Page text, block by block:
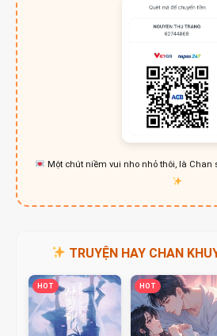
Một chút niềm vui nho nhỏ thôi, là
TRUYỆN HAY CHAN
HOT HOT